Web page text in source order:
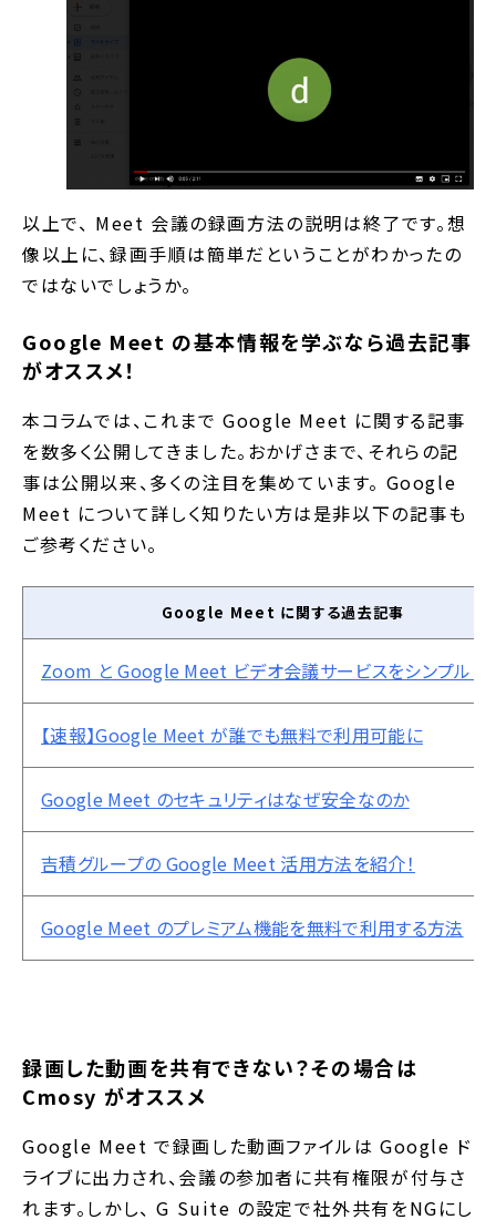
以上で、 Meet 会議の録画方法の説明は終了です。想
像以上に、録画手順は簡単だということがわかったの
ではないでしょうか。
Google Meet の基本情報を学ぶなら過去記事
がオススメ！
本コラムでは、これまで Google Meet に関する記事
を数多く公開してきました。おかげさまで、それらの記
事は公開以来、多くの注目を集めています。 Google
Meet について詳しく知りたい方は是非以下の記事も
ご参考ください。
Google Meet に関する過去記事
Zoom と Google Meet ビデオ会議サービスをシンプルに
【速報】Google Meet が誰でも無料で利用可能に
Google Meet のセキュリティはなぜ安全なのか
吉積グループの Google Meet 活用方法を紹介！
Google Meet のプレミアム機能を無料で利用する方法
録画した動画を共有できない？その場合は
Cmosy がオススメ
Google Meet で録画した動画ファイルは Google ド
ライブに出力され、会議の参加者に共有権限が付与さ
れます。しかし、 G Suite の設定で社外共有をNGにし